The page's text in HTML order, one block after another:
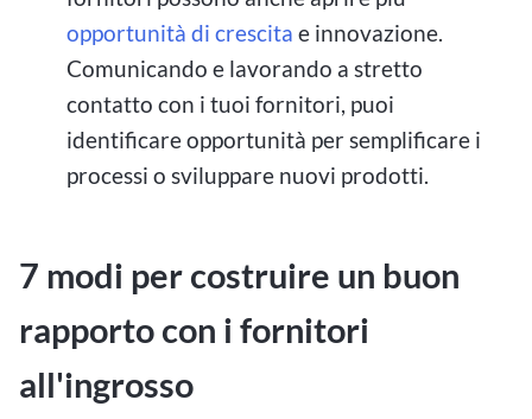
opportunità di crescita e innovazione.
Comunicando e lavorando a stretto
contatto con i tuoi fornitori, puoi
identificare opportunità per semplificare i
processi o sviluppare nuovi prodotti.
7 modi per costruire un buon
rapporto con i fornitori
all'ingrosso